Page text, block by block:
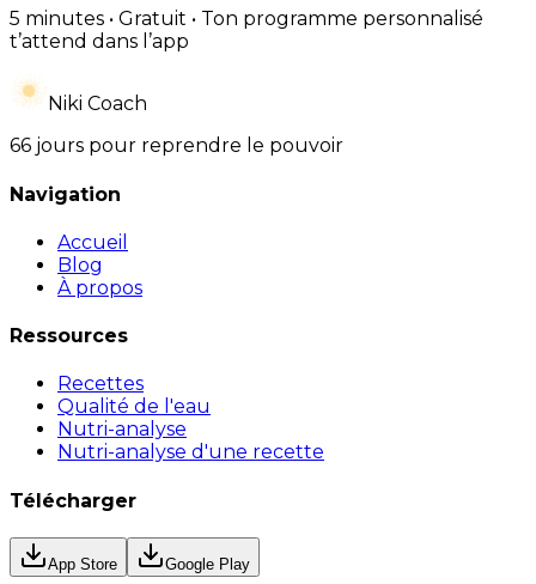
5 minutes • Gratuit • Ton programme personnalisé
t’attend dans l’app
Niki Coach
66 jours pour reprendre le pouvoir
Navigation
Accueil
Blog
À propos
Ressources
Recettes
Qualité de l'eau
Nutri-analyse
Nutri-analyse d'une recette
Télécharger
App Store Google Play